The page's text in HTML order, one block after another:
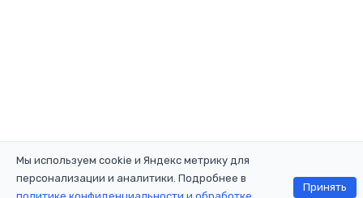
Мы используем cookie и Яндекс метрику для
персонализации и аналитики. Подробнее в
Принять